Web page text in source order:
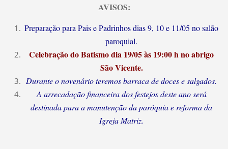
AVISOS:
Preparação para Pais e Padrinhos dias 9, 10 e 11/05 no salão
paroquial.
Celebração do Batismo dia 19/05 às 19:00 h no abrigo
São Vicente.
Durante o novenário teremos barraca de doces e salgados.
A arrecadação financeira dos festejos deste ano será
destinada para a manutenção da paróquia e reforma da
Igreja Matriz.